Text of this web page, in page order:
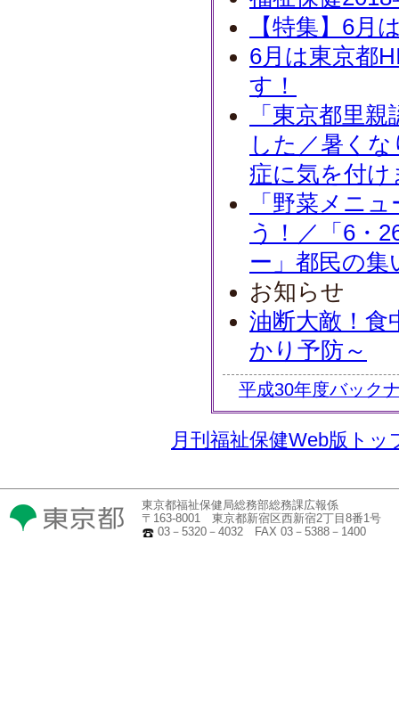
【特集】6月
6月は東京都
す！
「東京都里
した／暑く
症に気を付け
「野菜メニ
う！／「6・
ー」都民の集
お知らせ
油断大敵！食
かり予防～
平成30年度バック
月刊福祉保健Web版トッ
東京都福祉保健局総務部総務課広報係
〒163-8001 東京都新宿区西新宿2丁目8番1号
03－5320－4032 FAX 03－5388－1400